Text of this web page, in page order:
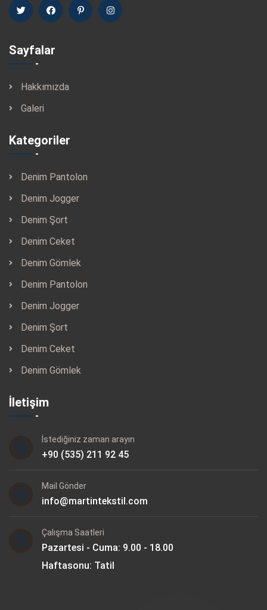
Sayfalar
Hakkımızda
Galeri
Kategoriler
Denim Pantolon
Denim Jogger
Denim Şort
Denim Ceket
Denim Gömlek
Denim Pantolon
Denim Jogger
Denim Şort
Denim Ceket
Denim Gömlek
İletişim
İstediğiniz zaman arayın
+90 (535) 211 92 45
Mail Gönder
info@martintekstil.com
Çalışma Saatleri
Pazartesi - Cuma: 9.00 - 18.00
Haftasonu: Tatil